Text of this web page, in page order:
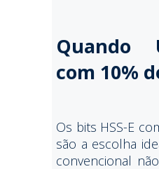
Quando
com 10%
Os bits HSS-E
são a escolha
convencional